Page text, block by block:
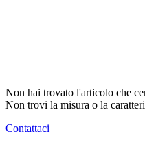
Non hai trovato l'articolo che
Non trovi la misura o la
Contattaci